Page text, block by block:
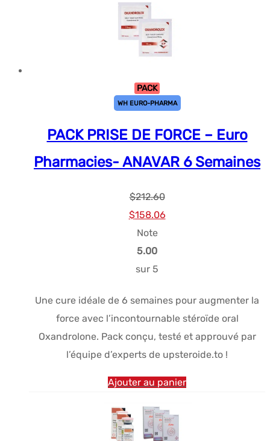
PACK
WH EURO-PHARMA
PACK PRISE DE FORCE – Euro
Pharmacies- ANAVAR 6 Semaines
$212.60
Le
prix
initial
était :
$158.06Le
Note
5.00
sur 5
Une cure idéale de 6 semaines pour augmenter la
force avec l’incontournable stéroïde oral
Oxandrolone. Pack conçu, testé et approuvé par
l’équipe d’experts de upsteroide.to !
Ajouter au panier